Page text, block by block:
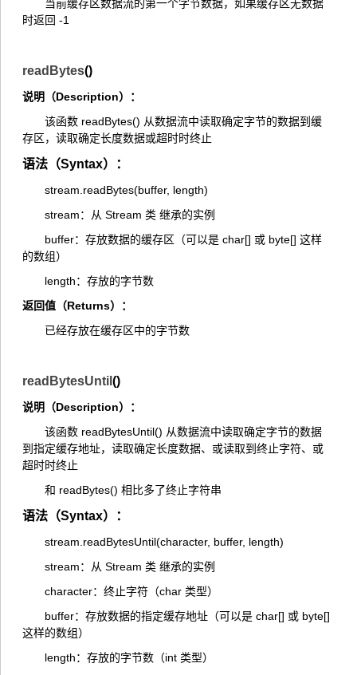
当前缓存区数据流的第一个字节数据，如果缓存区无数据
时返回 -1
readBytes()
说明（Description）：
该函数 readBytes() 从数据流中读取确定字节的数据到缓
存区，读取确定长度数据或超时时终止
语法（Syntax）：
stream.readBytes(buffer, length)
stream：从 Stream 类 继承的实例
buffer：存放数据的缓存区（可以是 char[] 或 byte[] 这样
的数组）
length：存放的字节数
返回值（Returns）：
已经存放在缓存区中的字节数
readBytesUntil ()
说明（Description）：
该函数 readBytesUntil() 从数据流中读取确定字节的数据
到指定缓存地址，读取确定长度数据、或读取到终止字符、或
超时时终止
和 readBytes() 相比多了终止字符串
语法（Syntax）：
stream.readBytesUntil(character, buffer, length)
stream：从 Stream 类 继承的实例
character：终止字符（char 类型）
buffer：存放数据的指定缓存地址（可以是 char[] 或 byte[]
这样的数组）
length：存放的字节数（int 类型）